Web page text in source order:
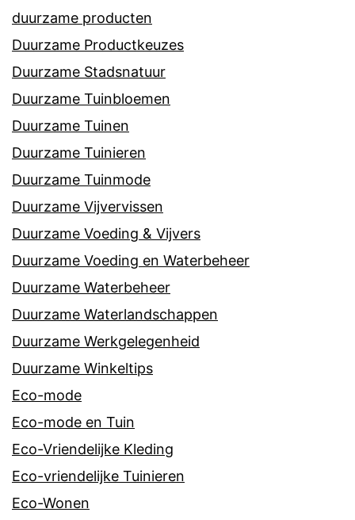
duurzame producten
Duurzame Productkeuzes
Duurzame Stadsnatuur
Duurzame Tuinbloemen
Duurzame Tuinen
Duurzame Tuinieren
Duurzame Tuinmode
Duurzame Vijvervissen
Duurzame Voeding & Vijvers
Duurzame Voeding en Waterbeheer
Duurzame Waterbeheer
Duurzame Waterlandschappen
Duurzame Werkgelegenheid
Duurzame Winkeltips
Eco-mode
Eco-mode en Tuin
Eco-Vriendelijke Kleding
Eco-vriendelijke Tuinieren
Eco-Wonen